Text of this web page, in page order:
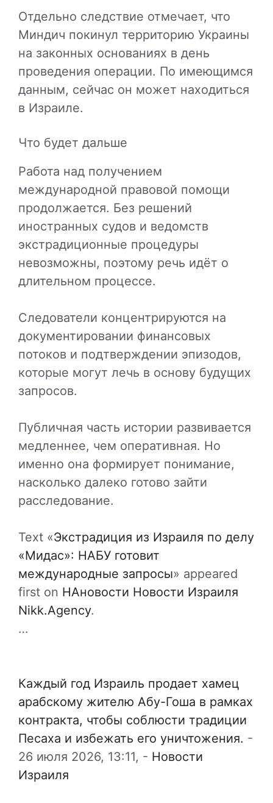
Отдельно следствие отмечает, что
Миндич покинул территорию Украины
на законных основаниях в день
проведения операции. По имеющимся
данным, сейчас он может находиться
в Израиле.
Что будет дальше
Работа над получением
международной правовой помощи
продолжается. Без решений
иностранных судов и ведомств
экстрадиционные процедуры
невозможны, поэтому речь идёт о
длительном процессе.
Следователи концентрируются на
документировании финансовых
потоков и подтверждении эпизодов,
которые могут лечь в основу будущих
запросов.
Публичная часть истории развивается
медленнее, чем оперативная. Но
именно она формирует понимание,
насколько далеко готово зайти
расследование.
Text «Экстрадиция из Израиля по делу
«Мидас»: НАБУ готовит
международные запросы» appeared
first on НАновости Новости Израиля
Nikk.Agency.
…
Каждый год Израиль продает хамец
арабскому жителю Абу-Гоша в рамках
контракта, чтобы соблюсти традиции
Песаха и избежать его уничтожения. -
26 июля 2026, 13:11, - Новости
Израиля